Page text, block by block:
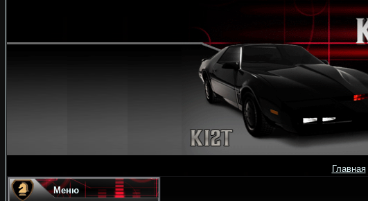
Главная|
Меню